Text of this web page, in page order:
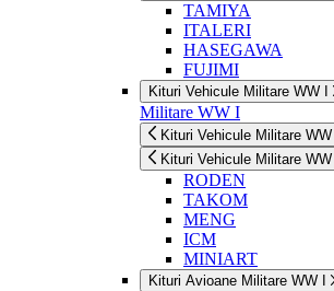
TAMIYA
ITALERI
HASEGAWA
FUJIMI
Kituri Vehicule Militare WW I
Militare WW I
Kituri Vehicule Militare WW I
Kituri Vehicule Militare WW I
RODEN
TAKOM
MENG
ICM
MINIART
Kituri Avioane Militare WW I